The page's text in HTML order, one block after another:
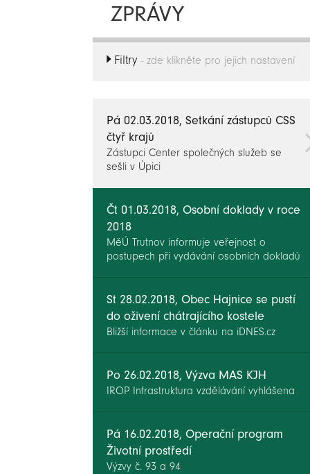
ZPRÁVY
Filtry - zde klikněte pro jejich nastavení
Pá 02.03.2018, Setkání zástupců CSS
čtyř krajů
Zástupci Center společných služeb se
sešli v Úpici
Čt 01.03.2018, Osobní doklady v roce
2018
MěÚ Trutnov informuje veřejnost o
postupech při vydávání osobních dokladů
St 28.02.2018, Obec Hajnice se pustí
do oživení chátrajícího kostele
Bližší informace v článku na iDNES.cz
Po 26.02.2018, Výzva MAS KJH
IROP Infrastruktura vzdělávání vyhlášena
Pá 16.02.2018, Operační program
Životní prostředí
Výzvy č. 93 a 94